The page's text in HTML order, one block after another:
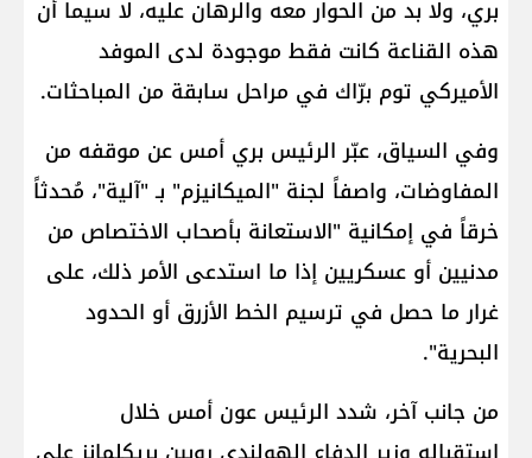
بري، ولا بد من الحوار معه والرهان عليه، لا سيما أن
هذه القناعة كانت فقط موجودة لدى الموفد
الأميركي توم برّاك في مراحل سابقة من المباحثات.
وفي السياق، عبّر الرئيس بري أمس عن موقفه من
المفاوضات، واصفاً لجنة "الميكانيزم" بـ "آلية"، مُحدثاً
خرقاً في إمكانية "الاستعانة بأصحاب الاختصاص من
مدنيين أو عسكريين إذا ما استدعى الأمر ذلك، على
غرار ما حصل في ترسيم الخط الأزرق أو الحدود
البحرية".
من جانب آخر، شدد الرئيس عون أمس خلال